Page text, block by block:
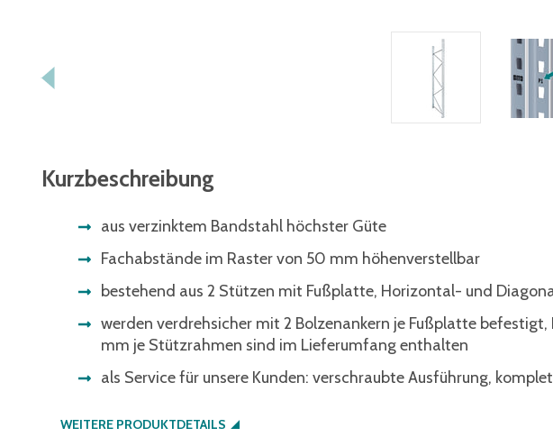
Kurzbeschreibung
aus verzinktem Bandstahl höchster Güte
Fachabstände im Raster von 50 mm höhenverstellbar
bestehend aus 2 Stützen mit Fußplatte, Horizontal- und
werden verdrehsicher mit 2 Bolzenankern je Fußplatte befestigt,
mm je Stützrahmen sind im Lieferumfang enthalten
als Service für unsere Kunden: verschraubte Ausführung,
WEITERE PRODUKTDETAILS